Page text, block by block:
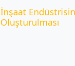
İnşaat
Oluşturulması